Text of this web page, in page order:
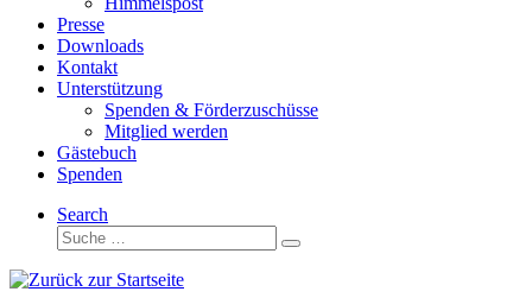
Presse
Downloads
Kontakt
Unterstützung
Spenden & Förderzuschüsse
Mitglied werden
Gästebuch
Spenden
Search
Suche
Suche